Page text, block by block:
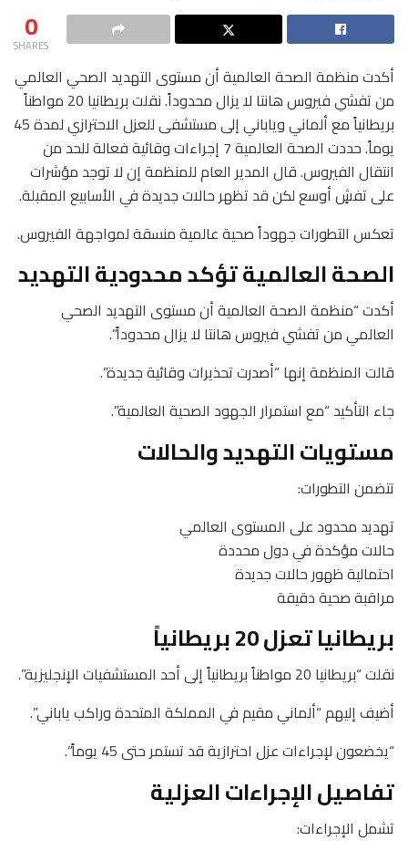
0
SHARES
أكدت منظمة الصحة العالمية أن مستوى التهديد الصحي العالمي
من تفشي فيروس هانتا لا يزال محدوداً. نقلت بريطانيا 20 مواطناً
بريطانياً مع ألماني وياباني إلى مستشفى للعزل الاحترازي لمدة 45
يوماً. حددت الصحة العالمية 7 إجراءات وقائية فعالة للحد من
انتقال الفيروس. قال المدير العام للمنظمة إن لا توجد مؤشرات
على تفشٍ أوسع لكن قد تظهر حالات جديدة في الأسابيع المقبلة.
تعكس التطورات جهوداً صحية عالمية منسقة لمواجهة الفيروس.
الصحة العالمية تؤكد محدودية التهديد
أكدت “منظمة الصحة العالمية أن مستوى التهديد الصحي
العالمي من تفشي فيروس هانتا لا يزال محدوداً”.
قالت المنظمة إنها “أصدرت تحذيرات وقائية جديدة”.
جاء التأكيد “مع استمرار الجهود الصحية العالمية”.
مستويات التهديد والحالات
تتضمن التطورات:
تهديد محدود على المستوى العالمي
حالات مؤكدة في دول محددة
احتمالية ظهور حالات جديدة
مراقبة صحية دقيقة
بريطانيا تعزل 20 بريطانياً
نقلت “بريطانيا 20 مواطناً بريطانياً إلى أحد المستشفيات الإنجليزية”.
أضيف إليهم “ألماني مقيم في المملكة المتحدة وراكب ياباني”.
“يخضعون لإجراءات عزل احترازية قد تستمر حتى 45 يوماً”.
تفاصيل الإجراءات العزلية
تشمل الإجراءات: